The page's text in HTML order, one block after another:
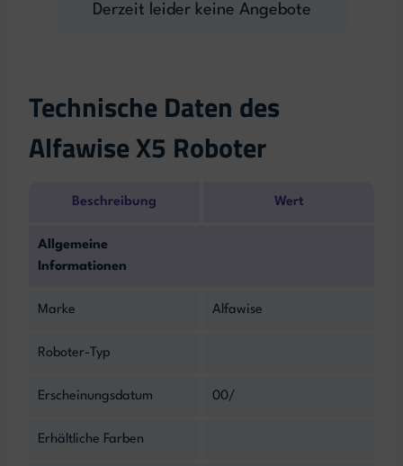
Derzeit leider keine Angebote
Technische Daten des
Alfawise X5 Roboter
Beschreibung Wert
Allgemeine
Informationen
Marke Alfawise
Roboter-Typ
Erscheinungsdatum 00/
Erhältliche Farben